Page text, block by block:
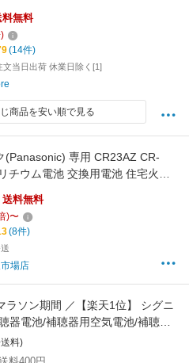
料無料
料無料
(14件)
当日出荷 休業日除く[1]
商品を安い順で見る
(Panasonic) 専用 CR23AZ CR-
チウム電池 交換用電池 住宅火災
料 （2穴）
送料無料
)〜
(8件)
場店
ラソン期間 ／【楽天1位】 シグニ
器電池/補聴器用空気電池/補聴器/
補聴器各社対応/ドイツ製/
入り×10シートセット
料)